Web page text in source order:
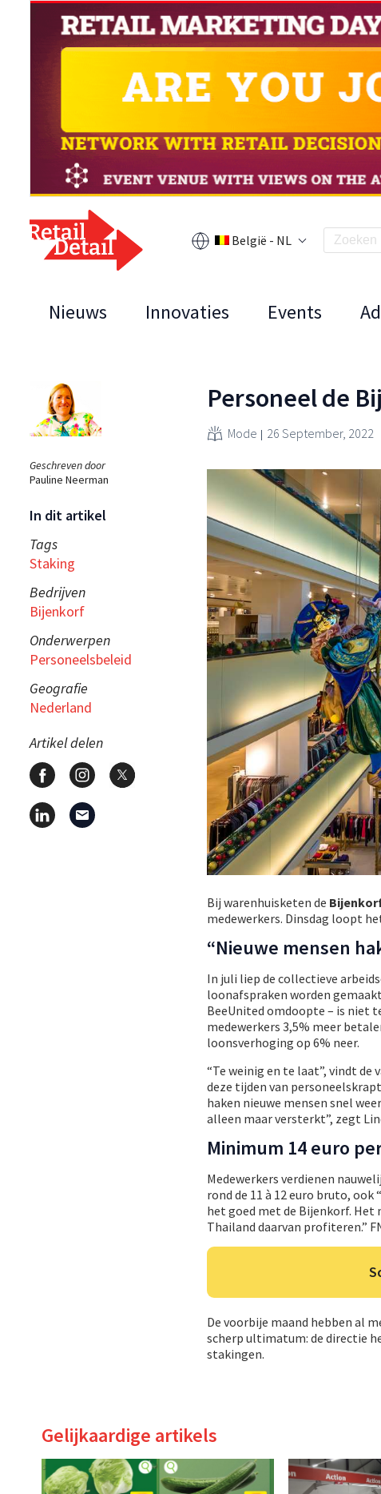
België - NL
Nieuws Innovaties Events
Geschreven door
Pauline Neerman
In dit artikel
Tags
Staking
Bedrijven
Bijenkorf
Onderwerpen
Personeelsbeleid
Geografie
Nederland
Artikel delen
Personeel de
Mode 26 September, 2022
Bij warenhuisketen de
medewerkers. Dinsdag loopt
“Nieuwe mensen
In juli liep de collectieve
loonafspraken worden
BeeUnited omdoopte – is niet
medewerkers 3,5% meer
loonsverhoging op 6% neer.
“Te weinig en te laat”, vindt de
deze tijden van
haken nieuwe mensen snel
alleen maar versterkt”, zegt
Minimum 14 euro
Medewerkers verdienen
rond de 11 à 12 euro bruto, ook
het goed met de Bijenkorf. Het
Thailand daarvan profiteren.”
De voorbije maand hebben al
scherp ultimatum: de directie
stakingen.
Gelijkaardige artikels